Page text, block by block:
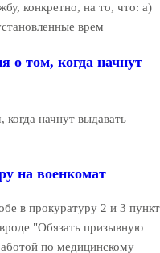
конкретно, на то, что: а)
врем
о том, когда начнут
начнут выдавать
на военкомат
в прокуратуру 2 и 3 пункт
"Обязать призывную
по медицинскому